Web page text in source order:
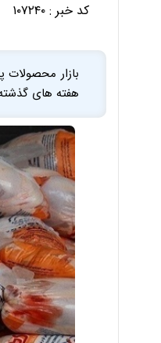
کد خبر : ۱۰۷۲۴۰
هفته های